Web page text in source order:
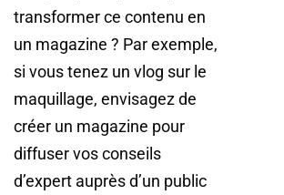
transformer ce contenu en
un magazine ? Par exemple,
si vous tenez un vlog sur le
maquillage, envisagez de
créer un magazine pour
diffuser vos conseils
d’expert auprès d’un public